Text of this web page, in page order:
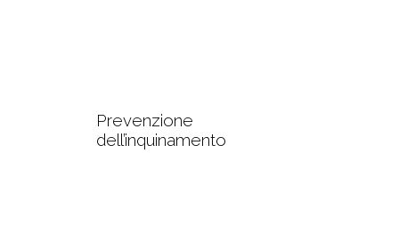
Prevenzione
dell’inquinamento